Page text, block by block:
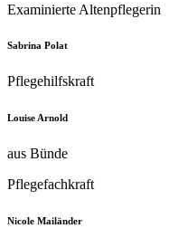
Examinierte Altenpflegerin
Sabrina Polat
Pflegehilfskraft
Louise Arnold
aus Bünde
Pflegefachkraft
Nicole Mailänder